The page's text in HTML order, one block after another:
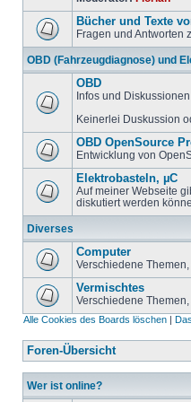
Bücher und Texte
Fragen und Antworten
OBD (Fahrzeugdiagnose) und
OBD
Infos und
Keinerlei Duskussion
OBD OpenSource
Entwicklung von
Elektrobasteln, µC
Auf meiner Webseite
diskutiert werden
Diverses
Computer
Verschiedene
Vermischtes
Verschiedene
Alle Cookies des Boards löschen |
Foren-Übersicht
Wer ist online?